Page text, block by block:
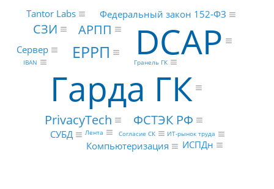
Гарда ГК
DCAP
ЕРРП
PrivacyTech ФСТЭК РФ
АРПП
СЗИ
СУБД
Компьютеризация
Сервер
ИСПДн
Федеральный закон 152-ФЗ
Tantor Labs
Гранель ГК
Лента Согласие СК
IBAN
ИТ-рынок труда